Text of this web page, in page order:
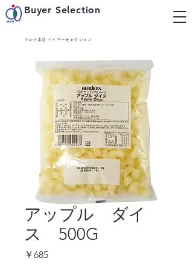
Buyer Selection
マルト水谷 バイヤーセレクション
アップル ダイ
ス 500G
￥685価